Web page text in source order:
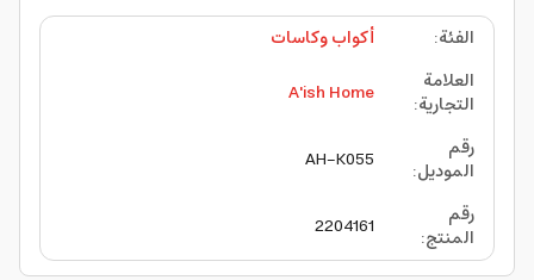
الفئة:
أكواب وكاسات
العلامة
التجارية:
A'ish Home
رقم
الموديل:
AH-K055
رقم
المنتج:
2204161